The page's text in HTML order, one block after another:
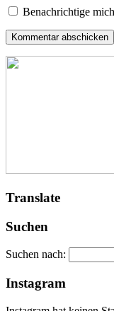
Benachrichtige
Translate
Suchen
Suchen nach:
Instagram